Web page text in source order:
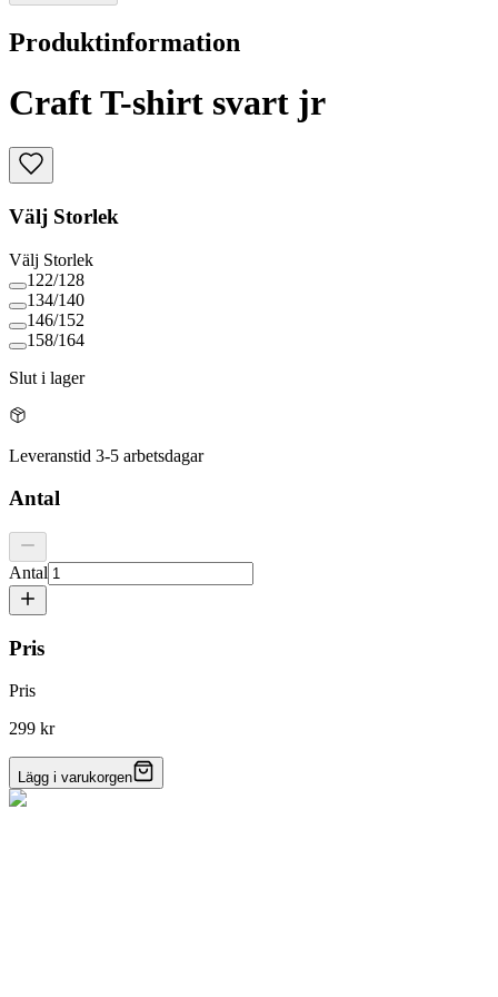
Produktinformation
Craft T-shirt svart jr
Välj Storlek
Välj Storlek
122/128
134/140
146/152
158/164
Slut i lager
Leveranstid 3-5 arbetsdagar
Antal
Antal
Pris
Pris
299 kr
Lägg i varukorgen